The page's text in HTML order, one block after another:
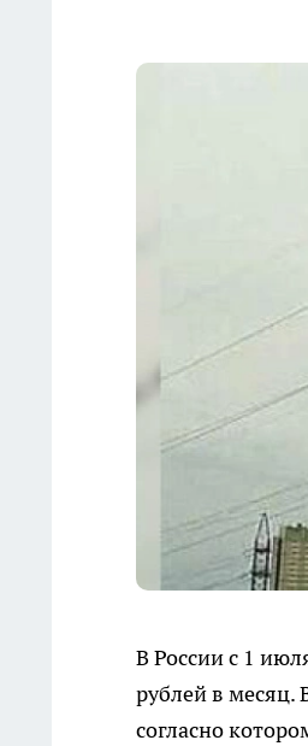
В России с 1
рублей в месяц.
согласно